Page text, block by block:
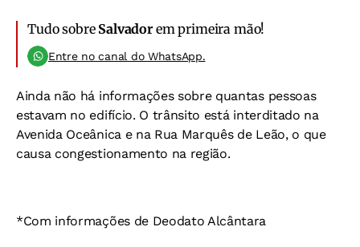
Tudo sobre Salvadorem primeira mão!
Entre no canal do WhatsApp.
Ainda não há informações sobre quantas pessoas
estavam no edifício. O trânsito está interditado na
Avenida Oceânica e na Rua Marquês de Leão, o que
causa congestionamento na região.
*Com informações de Deodato Alcântara